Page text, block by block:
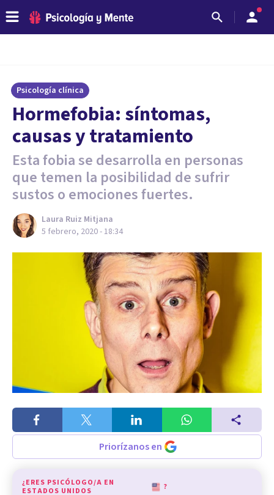
Psicología clínica
Hormefobia: síntomas,
causas y tratamiento
Esta fobia se desarrolla en personas
que temen la posibilidad de sufrir
sustos o emociones fuertes.
Laura Ruiz Mitjana
5 febrero, 2020 - 18:34
Priorízanos en
¿ERES PSICÓLOGO/A EN
ESTADOS UNIDOS
?